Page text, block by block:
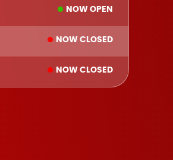
NOW OPEN
NOW CLOSED
NOW CLOSED